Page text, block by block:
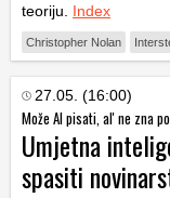
teoriju. Index
Christopher Nolan
27.05. (16:00)
Može AI pisati, al' ne zna
Umjetna
spasiti